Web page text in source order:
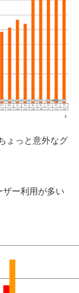
ょっと意外なグ
ー利用が多い